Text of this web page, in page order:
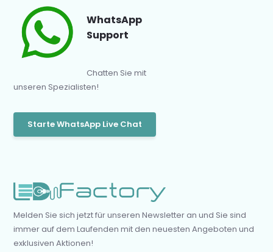
WhatsApp
Support
Chatten Sie mit
unseren Spezialisten!
Starte WhatsApp Live Chat
Melden Sie sich jetzt für unseren Newsletter an und Sie sind
immer auf dem Laufenden mit den neuesten Angeboten und
exklusiven Aktionen!